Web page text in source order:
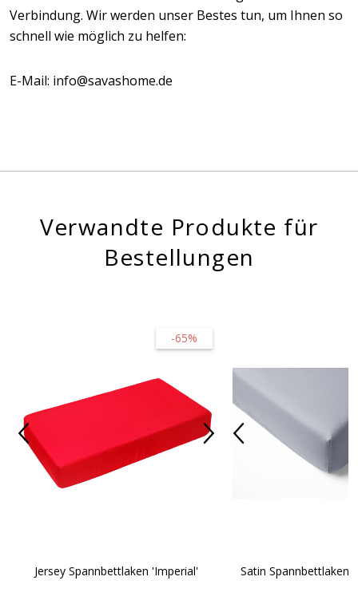
Verbindung. Wir werden unser Bestes tun, um Ihnen so
schnell wie möglich zu helfen:
E-Mail: info@savashome.de
Verwandte Produkte für
Bestellungen
-65%
Jersey Spannbettlaken 'Imperial' Satin Spannbettlaken